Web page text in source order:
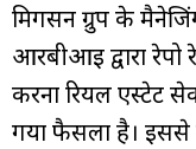
मिगसन ग्रुप के
आरबीआई द्वारा
करना रियल एस्टेट
गया फैसला है। इससे